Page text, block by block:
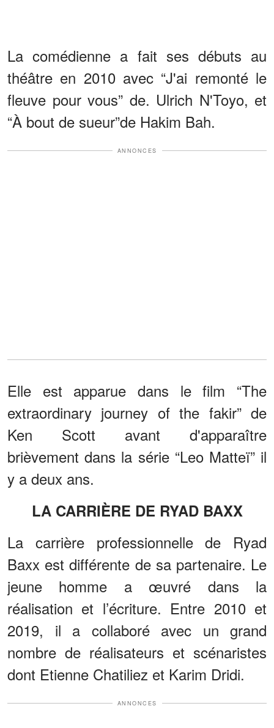
La comédienne a fait ses débuts au
théâtre en 2010 avec “J'ai remonté le
fleuve pour vous” de. Ulrich N'Toyo, et
“À bout de sueur”de Hakim Bah.
ANNONCES
Elle est apparue dans le film “The
extraordinary journey of the fakir” de
Ken Scott avant d'apparaître
brièvement dans la série “Leo Matteï” il
y a deux ans.
LA CARRIÈRE DE RYAD BAXX
La carrière professionnelle de Ryad
Baxx est différente de sa partenaire. Le
jeune homme a œuvré dans la
réalisation et l’écriture. Entre 2010 et
2019, il a collaboré avec un grand
nombre de réalisateurs et scénaristes
dont Etienne Chatiliez et Karim Dridi.
ANNONCES